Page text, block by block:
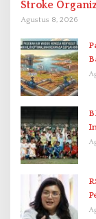
Stroke
Berstandar
Agustus 8, 2026